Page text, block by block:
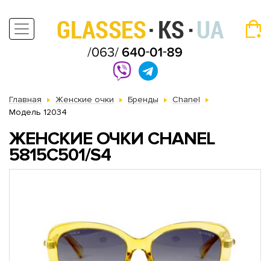
Главная Женские очки Бренды
Chanel
Модель 12034
ЖЕНСКИЕ ОЧКИ CHANEL
5815C501/S4